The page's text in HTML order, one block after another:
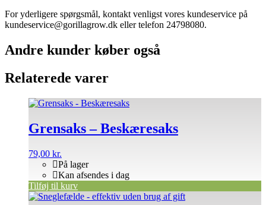
For yderligere spørgsmål, kontakt venligst vores kundeservice på
kundeservice@gorillagrow.dk eller telefon 24798080.
Andre kunder køber også
Relaterede varer
Grensaks – Beskæresaks
79,00 kr.
På lager
Kan afsendes i dag
Tilføj til kurv